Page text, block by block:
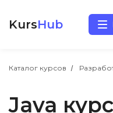
KursHub
Каталог курсов
Java